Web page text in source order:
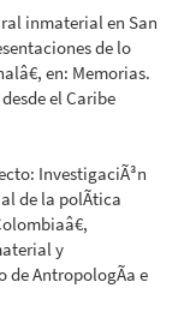
inmaterial en San
de lo
en: Memorias.
el Caribe
InvestigaciÃ³n
de la polÃ­tica
y
de AntropologÃ­a e